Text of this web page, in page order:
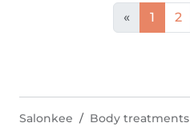
« 1 2
Salonkee Body treatments